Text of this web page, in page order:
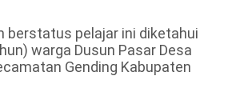
berstatus pelajar ini diketahui
warga Dusun Pasar Desa
Gending Kabupaten